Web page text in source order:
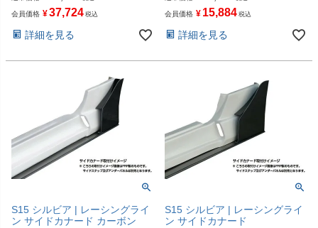
会員価格 ¥37,724 税込
詳細を見る
会員価格 ¥ 15,884 税込
詳細を見る
S15 シルビア | レーシングライ
ン サイドカナード カーボン
S15 シルビア | レーシングライ
ン サイドカナード